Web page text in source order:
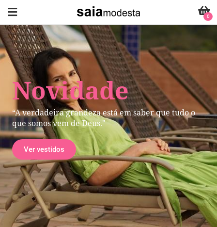
Novidade
“A verdadeira grandeza está em saber que tudo o
que somos vem de Deus."
Ver vestidos
0